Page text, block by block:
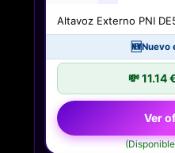
Altavoz Externo PNI
🆕Nuevo
💸 11.14
Ver